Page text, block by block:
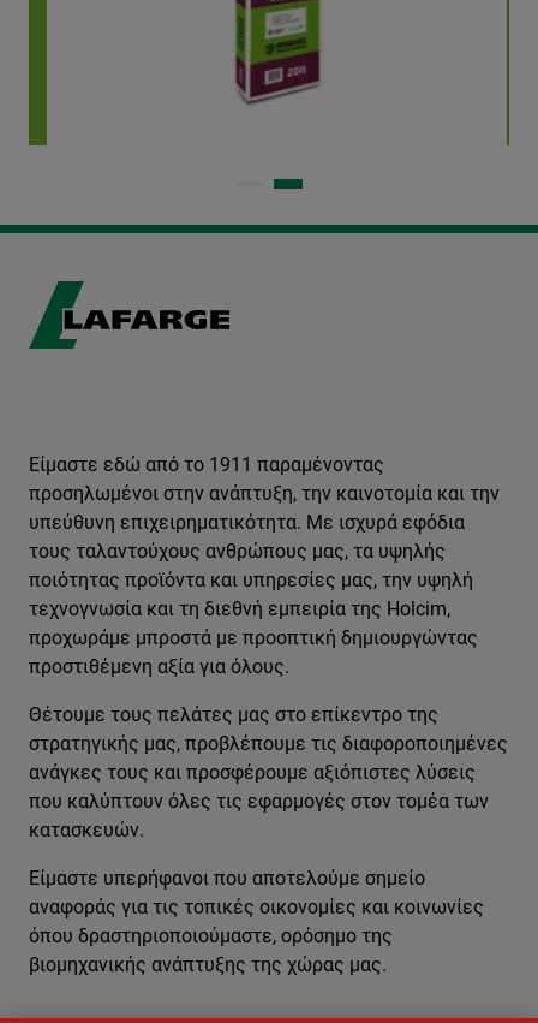
Είμαστε εδώ από το 1911 παραμένοντας
προσηλωμένοι στην ανάπτυξη, την καινοτομία και την
υπεύθυνη επιχειρηματικότητα. Με ισχυρά εφόδια
τους ταλαντούχους ανθρώπους μας, τα υψηλής
ποιότητας προϊόντα και υπηρεσίες μας, την υψηλή
τεχνογνωσία και τη διεθνή εμπειρία της Holcim,
προχωράμε μπροστά με προοπτική δημιουργώντας
προστιθέμενη αξία για όλους.
Θέτουμε τους πελάτες μας στο επίκεντρο της
στρατηγικής μας, προβλέπουμε τις διαφοροποιημένες
ανάγκες τους και προσφέρουμε αξιόπιστες λύσεις
που καλύπτουν όλες τις εφαρμογές στον τομέα των
κατασκευών.
Είμαστε υπερήφανοι που αποτελούμε σημείο
αναφοράς για τις τοπικές οικονομίες και κοινωνίες
όπου δραστηριοποιούμαστε, ορόσημο της
βιομηχανικής ανάπτυξης της χώρας μας.